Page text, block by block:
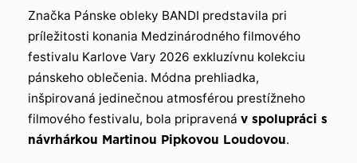
Značka Pánske obleky BANDI predstavila pri
príležitosti konania Medzinárodného filmového
festivalu Karlove Vary 2026 exkluzívnu kolekciu
pánskeho oblečenia. Módna prehliadka,
inšpirovaná jedinečnou atmosférou prestížneho
filmového festivalu, bola pripravená v spolupráci s
návrhárkou Martinou Pipkovou Loudovou.